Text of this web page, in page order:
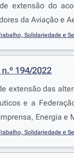
extensão do
da Aviação e
Solidariedade e
194/2022
extensão das
e a
Energia e
Solidariedade e